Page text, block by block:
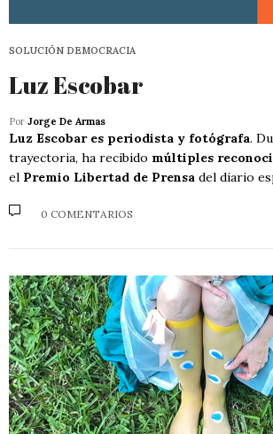
SOLUCIÓN DEMOCRACIA
Luz Escobar
Por Jorge De Armas
Luz Escobar es periodista y fotógrafa.
trayectoria, ha recibido múltiples
el Premio Libertad de Prensa del diario
0 COMENTARIOS